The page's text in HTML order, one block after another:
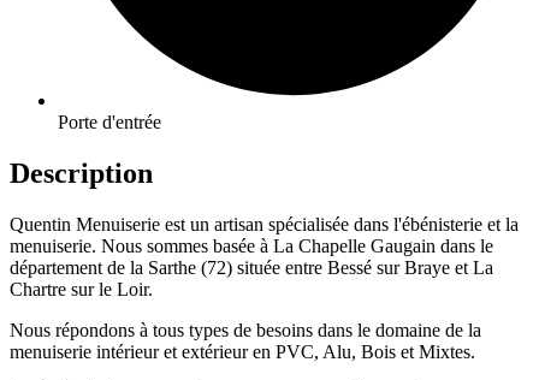
Porte d'entrée
Description
Quentin Menuiserie est un artisan spécialisée dans l'ébénisterie et la
menuiserie. Nous sommes basée à La Chapelle Gaugain dans le
département de la Sarthe (72) située entre Bessé sur Braye et La
Chartre sur le Loir.
Nous répondons à tous types de besoins dans le domaine de la
menuiserie intérieur et extérieur en PVC, Alu, Bois et Mixtes.